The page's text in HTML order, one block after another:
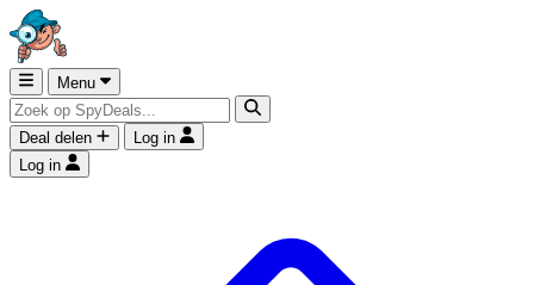
Menu
Deal delen
Log in
Log in